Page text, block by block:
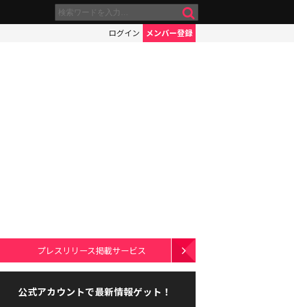
ログイン メンバー登録
プレスリリース掲載サービス
公式アカウントで最新情報ゲット！